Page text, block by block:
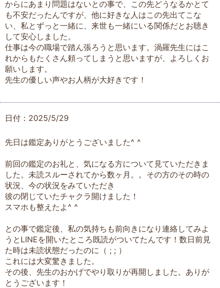
からにあまり問題はないとの事で、この先どうなるかとて
も不安だったんですが、他に好きな人はこの先出てこな
い、私とずっと一緒に、来世も一緒にいる関係だとお聴き
して安心しました。
仕事は今の職場で踏ん張ろうと思います。渦羅先生にはこ
れからもたくさん頼ってしまうと思いますが、よろしくお
願いします。
先生の優しい声やお人柄が大好きです！
日付：2025/5/29
先日は鑑定ありがとうございました^ ^
前回の鑑定のお礼と、気になる方について見ていただきま
した。未読スルーされてから数ヶ月。。その方のその時の
状況、今の状況をみていただき
彼の閉じていたチャクラ開けました！
スマホも整えたよ^ ^
との事で鑑定後、私の気持ちも前向きになり連絡してみよ
うとLINEを開いたところ既読がついてたんです！数日前見
た時は未読状態だったのに（ ; ; ）
これには大変驚きました。
その後、先生のおかげでやり取りが再開しました。ありが
とうございます！